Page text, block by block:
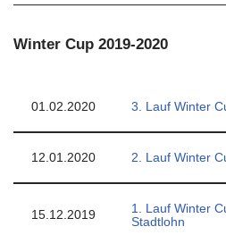
Winter Cup 2019-2020
01.02.2020 3. Lauf Winter
12.01.2020 2. Lauf Winter
15.12.2019
1. Lauf Winter
Stadtlohn